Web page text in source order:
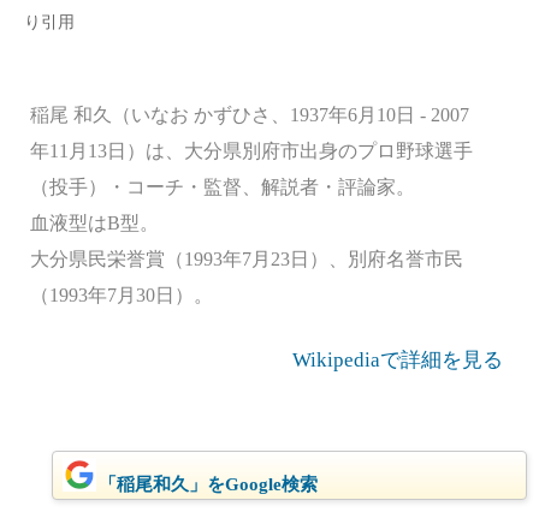
稲尾 和久（いなお かずひさ、1937年6月10日 - 2007
年11月13日）は、大分県別府市出身のプロ野球選手
（投手）・コーチ・監督、解説者・評論家。
血液型はB型。
大分県民栄誉賞（1993年7月23日）、別府名誉市民
（1993年7月30日）。
Wikipediaで詳細を見る
「稲尾和久」をGoogle検索